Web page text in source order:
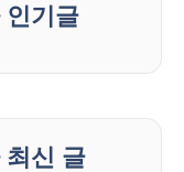
인기글
최신 글